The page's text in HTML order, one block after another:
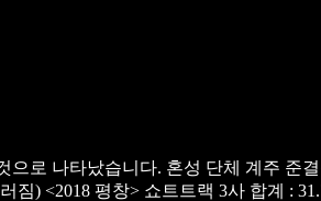
으로 나타났습니다. 혼성 단체 계주 준
짐) <2018 평창> 쇼트트랙 3사 합계 :